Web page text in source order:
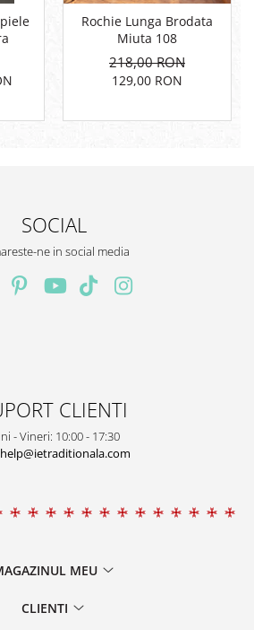
Rochie Lunga Brodata
Miuta 108
218,00 RON
129,00 RON
SOCIAL
ne in social media
CLIENTI
- Vineri: 10:00 - 17:30
help@ietraditionala.com
MEU
CLIENTI